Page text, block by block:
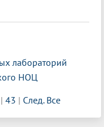
лабораторий
НОЦ
| 43 | След. Все